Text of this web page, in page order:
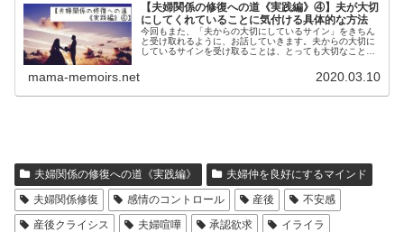
【夫婦関係の修復への道《実践編》④】夫が大切
にしてくれていることに気付ける具体的な方法
今回もまた、「夫からの大切にしているサイン」をきちん
と受け取れるように、お話していきます。夫からの大切に
しているサインを受け取ることは、とっても大切なことな
mama-memoirs.net 2020.03.10
夫婦関係の修復への道《実践編》
夫婦仲を良好にするマインド
夫婦関係修復
感情のコントロール 産後
不安感
産後クライシス
夫婦喧嘩 承認欲求
イライラ